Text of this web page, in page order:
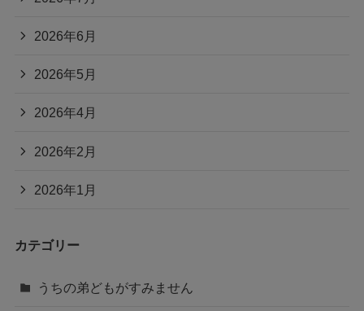
2026年6月
2026年5月
2026年4月
2026年2月
2026年1月
カテゴリー
うちの弟どもがすみません